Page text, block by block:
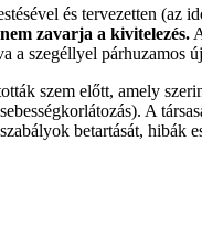
és tervezetten
zavarja a kivitelezés.
szegéllyel párhuzamos
szem előtt, amely
A
betartását, hibák